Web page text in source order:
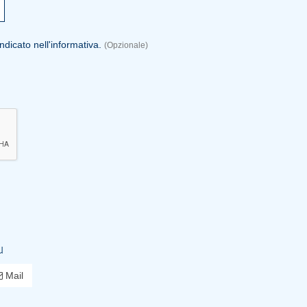
nell'informativa.(Opzionale)
Mail